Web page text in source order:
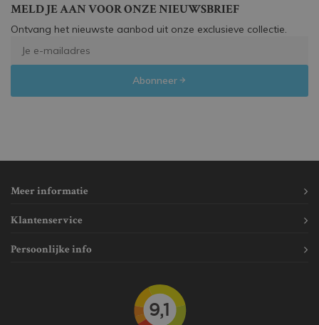
MELD JE AAN VOOR ONZE NIEUWSBRIEF
Ontvang het nieuwste aanbod uit onze exclusieve collectie.
Abonneer
Meer informatie
Klantenservice
Persoonlijke info